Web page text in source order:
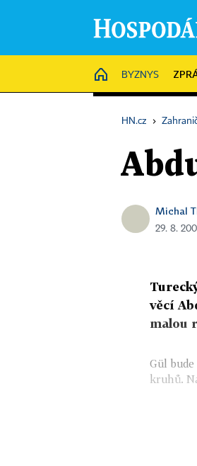
HOME
BYZNYS
HN.cz ›
Michal
29. 8.
věcí
malou
Gül
kruhů.